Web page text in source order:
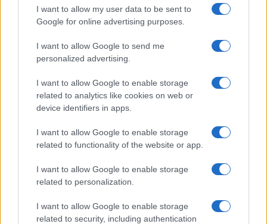
I want to allow my user data to be sent to
Google for online advertising purposes.
I want to allow Google to send me
personalized advertising.
I want to allow Google to enable storage
related to analytics like cookies on web or
device identifiers in apps.
I want to allow Google to enable storage
related to functionality of the website or app.
I want to allow Google to enable storage
related to personalization.
I want to allow Google to enable storage
related to security, including authentication
Giovannimaria Cabras
Invia un Comunicato Stampa| Pubblicità Segnala
Vuoi rimanere sempre aggiornato?